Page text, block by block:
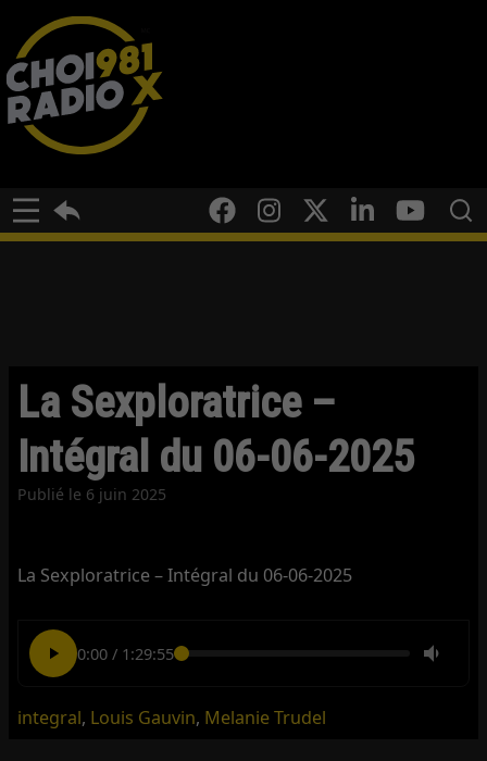
La Sexploratrice –
Intégral du 06-06-2025
Publié le 6 juin 2025
La Sexploratrice – Intégral du 06-06-2025
0:00/ 1:29:55
integral, Louis Gauvin, Melanie Trudel